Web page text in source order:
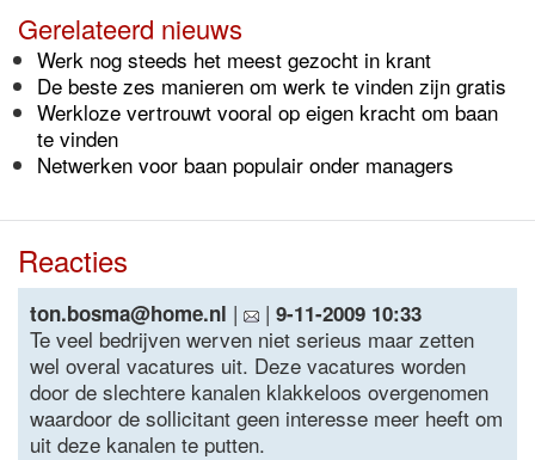
Gerelateerd nieuws
Werk nog steeds het meest gezocht in krant
De beste zes manieren om werk te vinden zijn gratis
Werkloze vertrouwt vooral op eigen kracht om baan
te vinden
Netwerken voor baan populair onder managers
Reacties
ton.bosma@home.nl | | 9-11-2009 10:33
Te veel bedrijven werven niet serieus maar zetten
wel overal vacatures uit. Deze vacatures worden
door de slechtere kanalen klakkeloos overgenomen
waardoor de sollicitant geen interesse meer heeft om
uit deze kanalen te putten.